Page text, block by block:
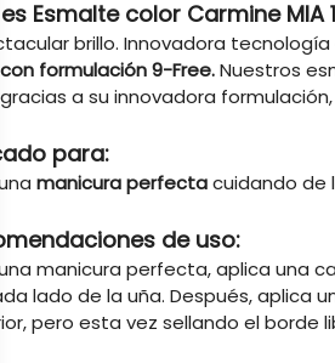
es Esmalte color Carmine MIA
brillo. Innovadora
con formulación 9-Free.Nuestros
gracias a su innovadora
para:
manicura perfectacuidando de
de uso:
una manicura perfecta, aplica una
lado de la uña. Después,
pero esta vez sellando el borde